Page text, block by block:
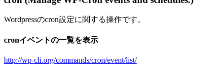
Wordpressのcron設定に関する操作です。
cronイベントの一覧を表示
http://wp-cli.org/commands/cron/event/list/